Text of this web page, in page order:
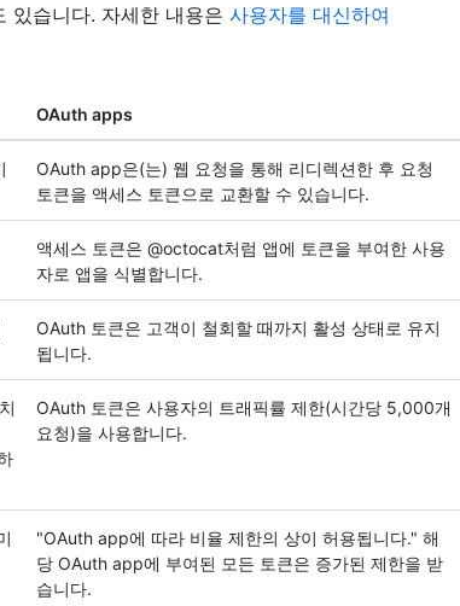
있습니다. 자세한 내용은 사용자를 대신하여
OAuth apps
OAuth app은(는) 웹 요청을 통해 리디렉션한 후 요청
토큰을 액세스 토큰으로 교환할 수 있습니다.
액세스 토큰은 @octocat처럼 앱에 토큰을 부여한 사용
자로 앱을 식별합니다.
OAuth 토큰은 고객이 철회할 때까지 활성 상태로 유지
됩니다.
OAuth 토큰은 사용자의 트래픽률 제한(시간당 5,000개
요청)을 사용합니다.
"OAuth app에 따라 비율 제한의 상이 허용됩니다." 해
당 OAuth app에 부여된 모든 토큰은 증가된 제한을 받
습니다.